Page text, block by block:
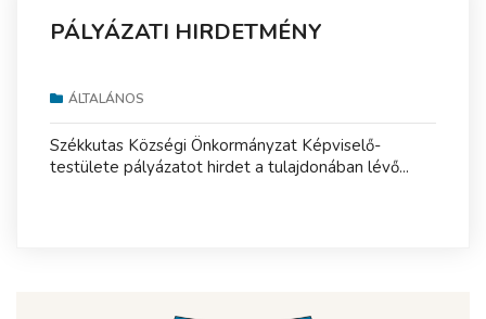
PÁLYÁZATI HIRDETMÉNY
ÁLTALÁNOS
Székkutas Községi Önkormányzat Képviselő-
testülete pályázatot hirdet a tulajdonában lévő...